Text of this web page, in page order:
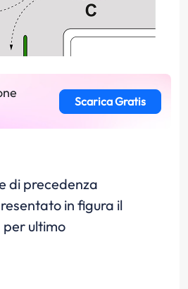
Scarica Gratis
di precedenza
in figura il
per ultimo